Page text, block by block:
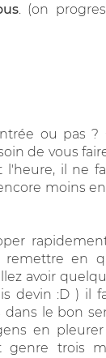
. (on
ou pas ?
de vous
l'heure, il ne
moins
remettre en
avoir
devin :D ) il
dans le bon
en
genre trois